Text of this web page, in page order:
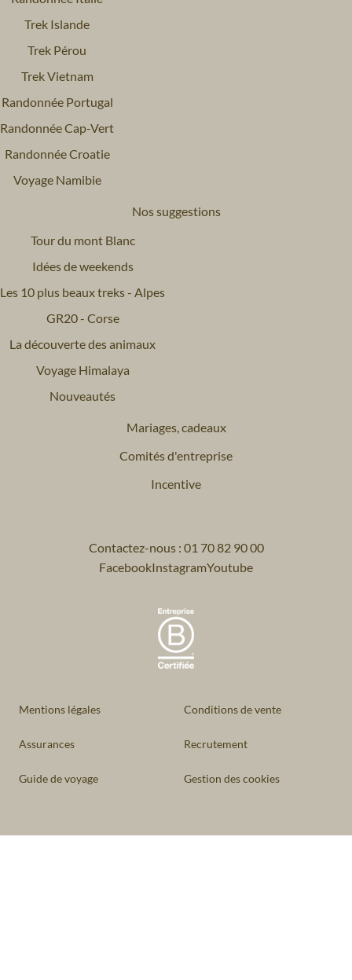
Trek Islande
Trek Pérou
Trek Vietnam
Randonnée Portugal
Randonnée Cap-Vert
Randonnée Croatie
Voyage Namibie
Nos suggestions
Tour du mont Blanc
Idées de weekends
Les 10 plus beaux treks - Alpes
GR20 - Corse
La découverte des animaux
Voyage Himalaya
Nouveautés
Mariages, cadeaux
Comités d'entreprise
Incentive
Contactez-nous : 01 70 82 90 00
FacebookInstagramYoutube
Mentions légales Conditions de vente
Assurances Recrutement
Guide de voyage Gestion des cookies